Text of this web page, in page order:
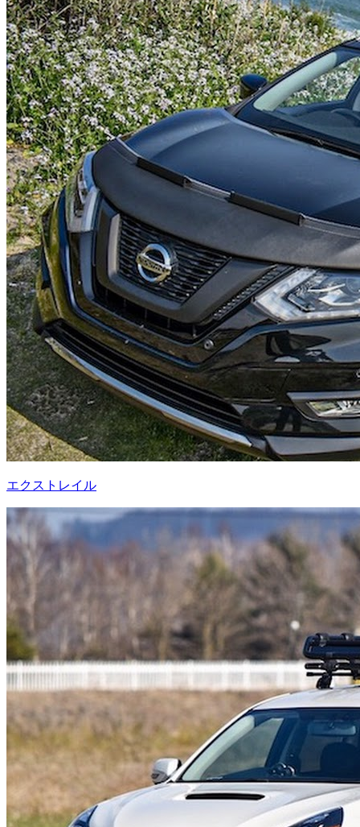
エクストレイル